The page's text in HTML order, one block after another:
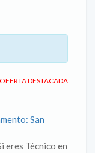
OFERTA DESTACADA
San
eres Técnico en